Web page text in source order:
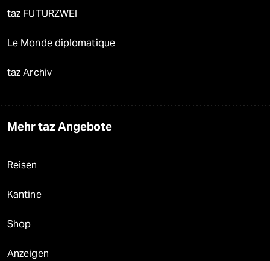
taz FUTURZWEI
Le Monde diplomatique
taz Archiv
Mehr taz Angebote
Reisen
Kantine
Shop
Anzeigen